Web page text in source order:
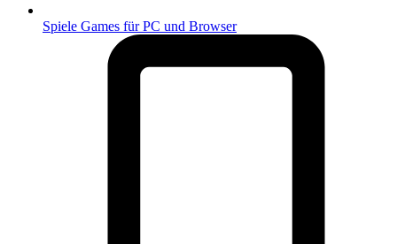
Spiele Games für PC und Browser